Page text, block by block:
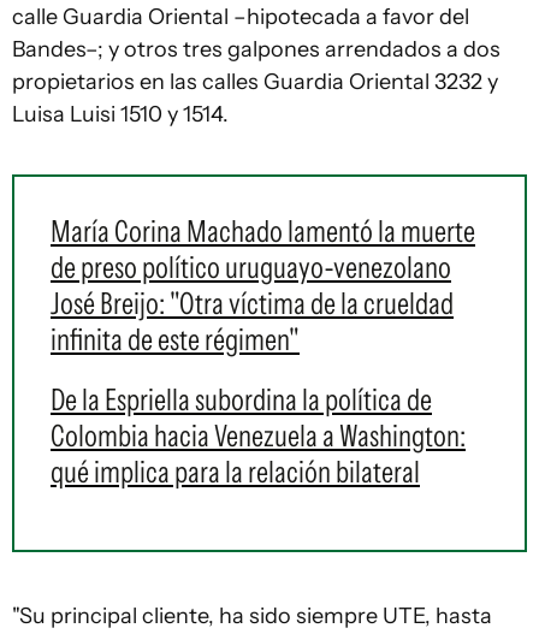
calle Guardia Oriental –hipotecada a favor del
Bandes–; y otros tres galpones arrendados a dos
propietarios en las calles Guardia Oriental 3232 y
Luisa Luisi 1510 y 1514.
María Corina Machado lamentó la muerte
de preso político uruguayo-venezolano
José Breijo: "Otra víctima de la crueldad
infinita de este régimen"
De la Espriella subordina la política de
Colombia hacia Venezuela a Washington:
qué implica para la relación bilateral
"Su principal cliente, ha sido siempre UTE, hasta